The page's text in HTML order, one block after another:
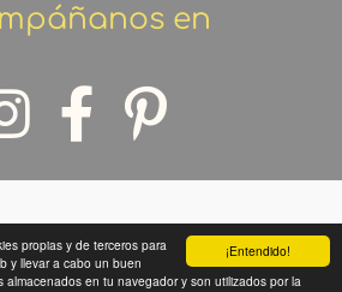
¡Entendido!
propias y de terceros para
y llevar a cabo un buen
almacenados en tu navegador y son utilizados por la
en
© 2026 Made in Tarrío